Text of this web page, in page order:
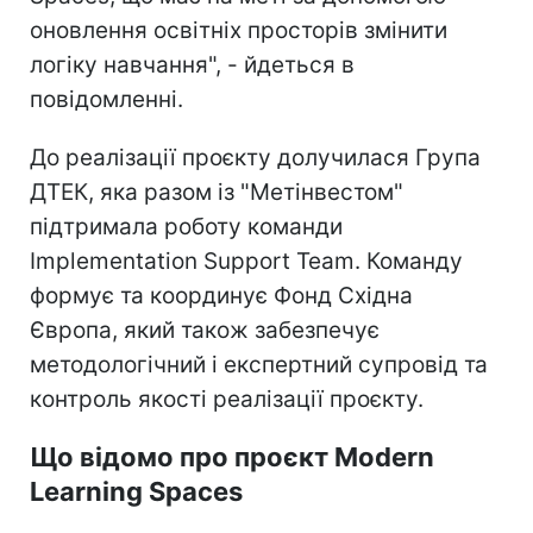
оновлення освітніх просторів змінити
логіку навчання", - йдеться в
повідомленні.
До реалізації проєкту долучилася Група
ДТЕК, яка разом із "Метінвестом"
підтримала роботу команди
Implementation Support Team. Команду
формує та координує Фонд Східна
Європа, який також забезпечує
методологічний і експертний супровід та
контроль якості реалізації проєкту.
Що відомо про проєкт Modern
Learning Spaces